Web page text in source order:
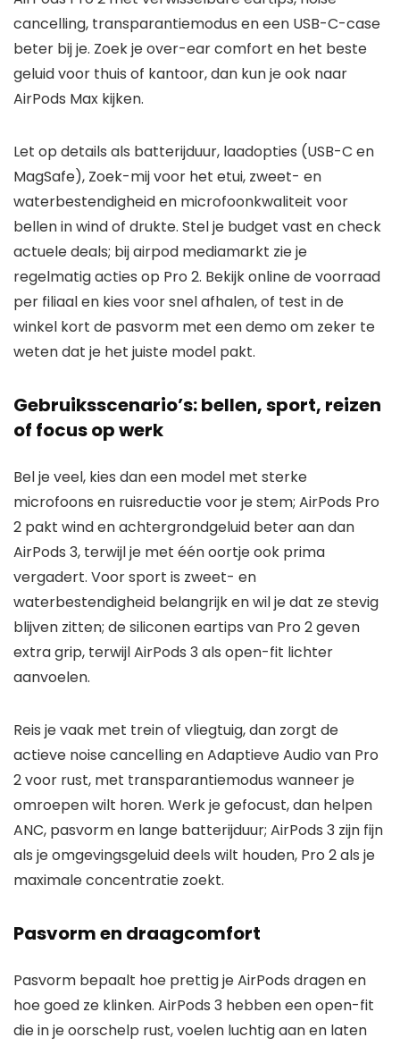
cancelling, transparantiemodus en een USB-C-case
beter bij je. Zoek je over-ear comfort en het beste
geluid voor thuis of kantoor, dan kun je ook naar
AirPods Max kijken.
Let op details als batterijduur, laadopties (USB-C en
MagSafe), Zoek-mij voor het etui, zweet- en
waterbestendigheid en microfoonkwaliteit voor
bellen in wind of drukte. Stel je budget vast en check
actuele deals; bij airpod mediamarkt zie je
regelmatig acties op Pro 2. Bekijk online de voorraad
per filiaal en kies voor snel afhalen, of test in de
winkel kort de pasvorm met een demo om zeker te
weten dat je het juiste model pakt.
Gebruiksscenario’s: bellen, sport, reizen
of focus op werk
Bel je veel, kies dan een model met sterke
microfoons en ruisreductie voor je stem; AirPods Pro
2 pakt wind en achtergrondgeluid beter aan dan
AirPods 3, terwijl je met één oortje ook prima
vergadert. Voor sport is zweet- en
waterbestendigheid belangrijk en wil je dat ze stevig
blijven zitten; de siliconen eartips van Pro 2 geven
extra grip, terwijl AirPods 3 als open-fit lichter
aanvoelen.
Reis je vaak met trein of vliegtuig, dan zorgt de
actieve noise cancelling en Adaptieve Audio van Pro
2 voor rust, met transparantiemodus wanneer je
omroepen wilt horen. Werk je gefocust, dan helpen
ANC, pasvorm en lange batterijduur; AirPods 3 zijn fijn
als je omgevingsgeluid deels wilt houden, Pro 2 als je
maximale concentratie zoekt.
Pasvorm en draagcomfort
Pasvorm bepaalt hoe prettig je AirPods dragen en
hoe goed ze klinken. AirPods 3 hebben een open-fit
die in je oorschelp rust, voelen luchtig aan en laten